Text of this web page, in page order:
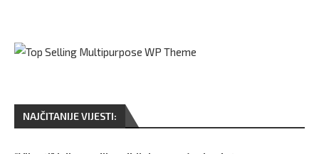
NAJČITANIJE VIJESTI: